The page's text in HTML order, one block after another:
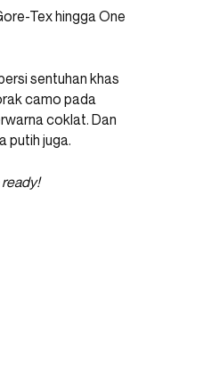
Tex hingga One
sentuhan khas
camo pada
coklat. Dan
putih juga.